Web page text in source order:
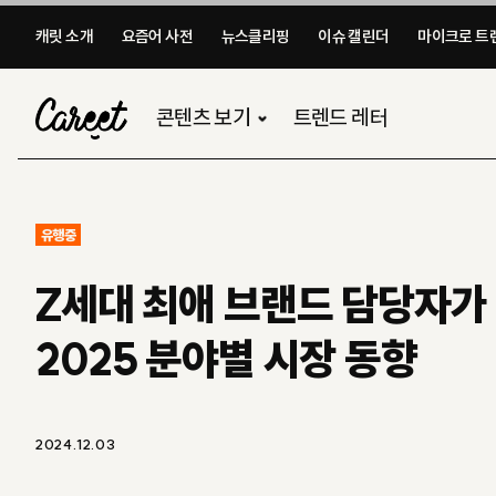
캐릿 소개 요즘어 사전 뉴스클리핑 이슈 캘린더 마이크로 트
콘텐츠 보기 트렌드 레터
유행중
Z세대 최애 브랜드 담당자
2025 분야별 시장 동향
2024.12.03